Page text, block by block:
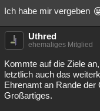
Ich habe mir vergeben
Uthred
ehemaliges Mitglied
Kommte auf die Ziele
letztlich auch das
Ehrenamt an Rande
Großartiges.